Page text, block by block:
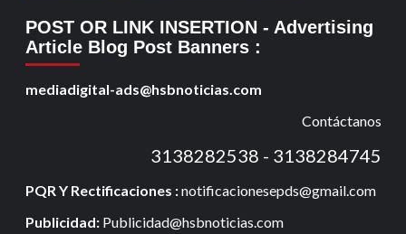
POST OR LINK INSERTION - Advertising
Article Blog Post Banners :
mediadigital-ads@hsbnoticias.com
Contáctanos
3138282538 - 3138284745
PQR Y Rectificaciones :notificacionesepds@gmail.com
Publicidad: Publicidad@hsbnoticias.com